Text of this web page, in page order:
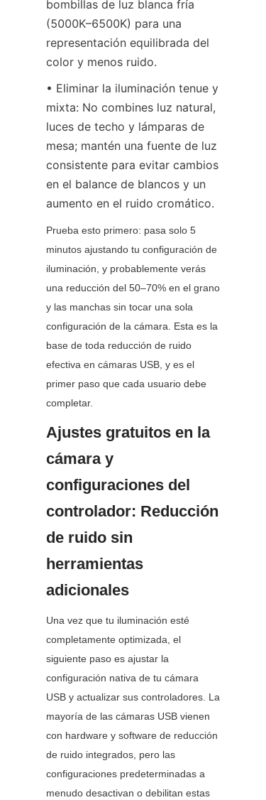
bombillas de luz blanca fría
(5000K–6500K) para una
representación equilibrada del
color y menos ruido.
• Eliminar la iluminación tenue y
mixta: No combines luz natural,
luces de techo y lámparas de
mesa; mantén una fuente de luz
consistente para evitar cambios
en el balance de blancos y un
aumento en el ruido cromático.
Prueba esto primero: pasa solo 5
minutos ajustando tu configuración de
iluminación, y probablemente verás
una reducción del 50–70% en el grano
y las manchas sin tocar una sola
configuración de la cámara. Esta es la
base de toda reducción de ruido
efectiva en cámaras USB, y es el
primer paso que cada usuario debe
completar.
Ajustes gratuitos en la
cámara y
configuraciones del
controlador: Reducción
de ruido sin
herramientas
adicionales
Una vez que tu iluminación esté
completamente optimizada, el
siguiente paso es ajustar la
configuración nativa de tu cámara
USB y actualizar sus controladores. La
mayoría de las cámaras USB vienen
con hardware y software de reducción
de ruido integrados, pero las
configuraciones predeterminadas a
menudo desactivan o debilitan estas